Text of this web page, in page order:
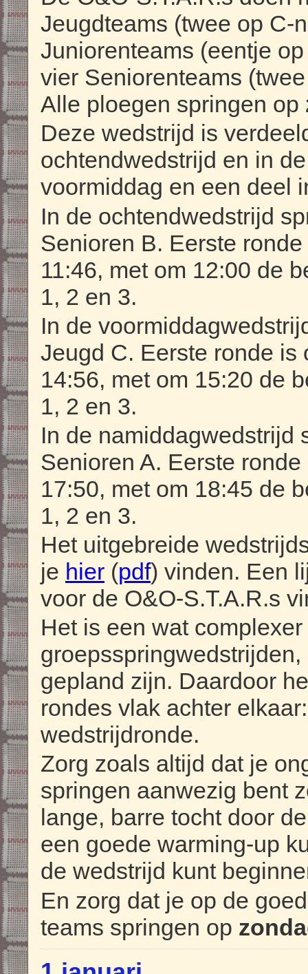
Jeugdteams (twee op C-
Juniorenteams (eentje
vier Seniorenteams
Alle ploegen springen op
Deze wedstrijd is
ochtendwedstrijd en in
voormiddag en een deel
In de ochtendwedstrijd
Senioren B. Eerste
11:46, met om 12:00 de
1, 2 en 3.
In de
Jeugd C. Eerste ronde is
14:56, met om 15:20 de
1, 2 en 3.
In de namiddagwedstrijd
Senioren A. Eerste
17:50, met om 18:45 de
1, 2 en 3.
Het uitgebreide
je hier (pdf) vinden. Een
voor de O&O-S.T.A.R.s
Het is een wat
gepland zijn. Daardoor
rondes vlak achter
wedstrijdronde.
Zorg zoals altijd dat je
springen aanwezig bent
lange, barre tocht door
een goede warming-up
de wedstrijd kunt
En zorg dat je op de
teams springen op